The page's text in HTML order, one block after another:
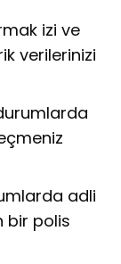
izi ve
verilerinizi
adli
bir polis